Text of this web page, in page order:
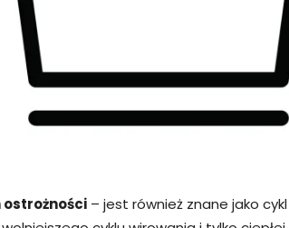
ostrożności – jest również znane jako